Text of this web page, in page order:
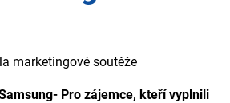
marketingové soutěže
Pro zájemce, kteří vyplnili